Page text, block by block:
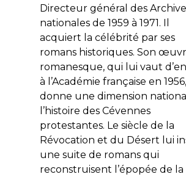
Directeur général des
nationales de 1959 à 1971. Il
acquiert la célébrité par ses
romans historiques. Son
romanesque, qui lui vaut
à l’Académie française en 1956,
donne une dimension
l’histoire des Cévennes
protestantes. Le siècle de la
Révocation et du Désert lui
une suite de romans qui
reconstruisent l’épopée de la